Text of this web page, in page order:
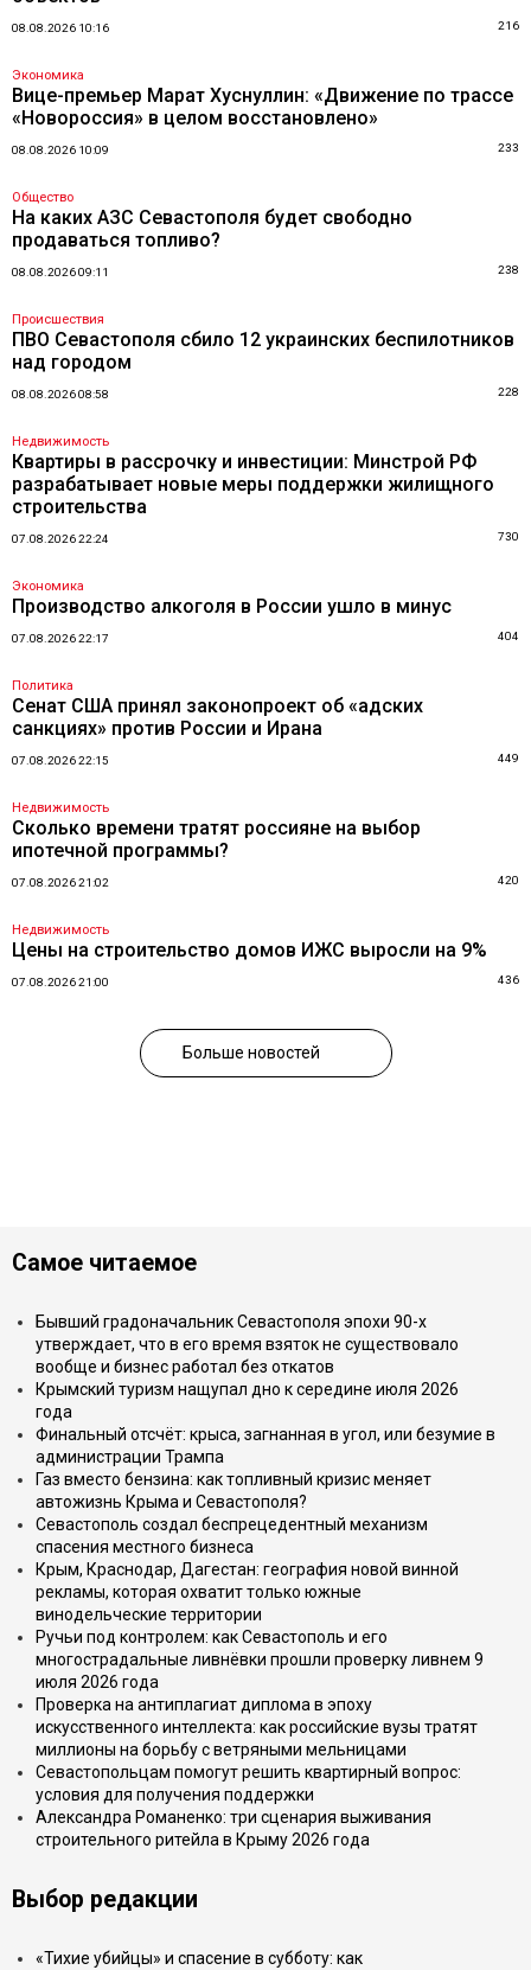
08.08.2026 10:16 216
Экономика
Вице-премьер Марат Хуснуллин: «Движение по трассе
«Новороссия» в целом восстановлено»
08.08.2026 10:09 233
Общество
На каких АЗС Севастополя будет свободно
продаваться топливо?
08.08.2026 09:11 238
Происшествия
ПВО Севастополя сбило 12 украинских беспилотников
над городом
08.08.2026 08:58 228
Недвижимость
Квартиры в рассрочку и инвестиции: Минстрой РФ
разрабатывает новые меры поддержки жилищного
строительства
07.08.2026 22:24 730
Экономика
Производство алкоголя в России ушло в минус
07.08.2026 22:17 404
Политика
Сенат США принял законопроект об «адских
санкциях» против России и Ирана
07.08.2026 22:15 449
Недвижимость
Сколько времени тратят россияне на выбор
ипотечной программы?
07.08.2026 21:02 420
Недвижимость
Цены на строительство домов ИЖС выросли на 9%
07.08.2026 21:00 436
Больше новостей
Самое читаемое
Бывший градоначальник Севастополя эпохи 90-х
утверждает, что в его время взяток не существовало
вообще и бизнес работал без откатов
Крымский туризм нащупал дно к середине июля 2026
года
Финальный отсчёт: крыса, загнанная в угол, или безумие в
администрации Трампа
Газ вместо бензина: как топливный кризис меняет
автожизнь Крыма и Севастополя?
Севастополь создал беспрецедентный механизм
спасения местного бизнеса
Крым, Краснодар, Дагестан: география новой винной
рекламы, которая охватит только южные
винодельческие территории
Ручьи под контролем: как Севастополь и его
многострадальные ливнёвки прошли проверку ливнем 9
июля 2026 года
Проверка на антиплагиат диплома в эпоху
искусственного интеллекта: как российские вузы тратят
миллионы на борьбу с ветряными мельницами
Севастопольцам помогут решить квартирный вопрос:
условия для получения поддержки
Александра Романенко: три сценария выживания
строительного ритейла в Крыму 2026 года
Выбор редакции
«Тихие убийцы» и спасение в субботу: как